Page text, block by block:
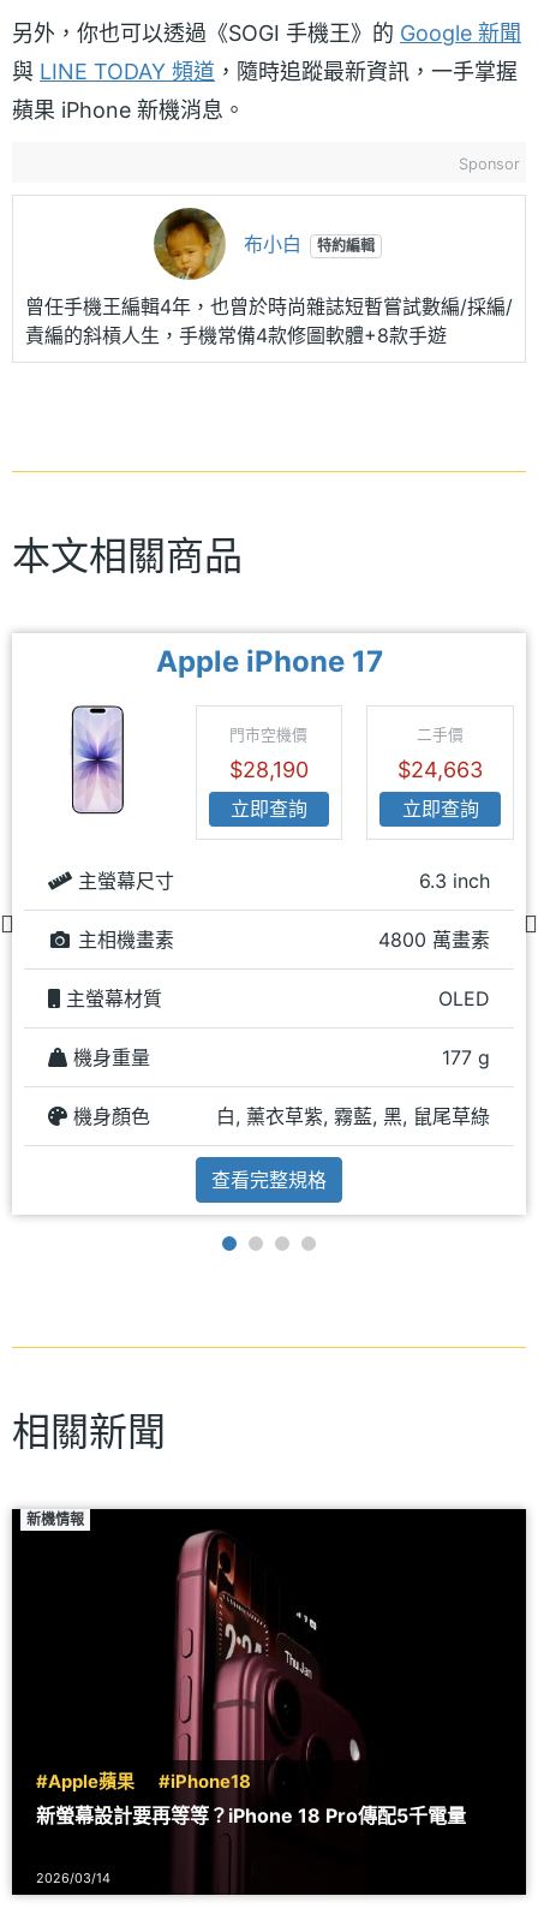
另外，你也可以透過《SOGI 手機王》的 Google 新聞
與 LINE TODAY 頻道 ，隨時追蹤最新資訊，一手掌握
蘋果 iPhone 新機消息。
Sponsor
布小白 特約編輯
曾任手機王編輯4年，也曾於時尚雜誌短暫嘗試數編/採編/
責編的斜槓人生，手機常備4款修圖軟體+8款手遊
本文相關商品
Apple iPhone 17
門市空機價
$28,190
立即查詢
二手價
$24,663
立即查詢
主螢幕尺寸 6.3 inch
主相機畫素 4800 萬畫素
主螢幕材質 OLED
機身重量 177 g
機身顏色 白, 薰衣草紫, 霧藍, 黑, 鼠尾草綠
查看完整規格
相關新聞
新機情報
#Apple蘋果 #iPhone18
新螢幕設計要再等等？iPhone 18 Pro傳配5千電量
2026/03/14